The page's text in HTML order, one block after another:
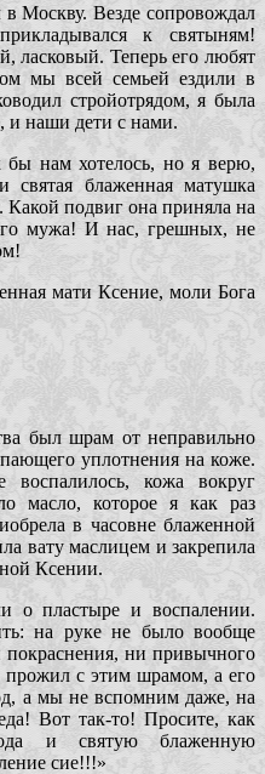
Москву. Везде сопровождал
к святыням!
ласковый. Теперь его любят
мы всей семьей ездили в
стройотрядом, я была
и наши дети с нами.
нам хотелось, но я верю,
святая блаженная матушка
подвиг она приняла на
мужа! И нас, грешных, не
мати Ксение, моли Бога
был шрам от неправильно
уплотнения на коже.
кожа вокруг
масло, которое я как раз
в часовне блаженной
вату маслицем и закрепила
Ксении.
о пластыре и воспалении.
на руке не было вообще
ни привычного
с этим шрамом, а его
а мы не вспомним даже, на
Вот так-то! Просите, как
и святую блаженную
сие!!!»